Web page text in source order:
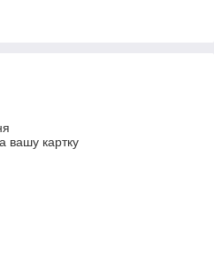
вашу картку